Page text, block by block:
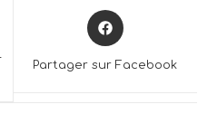
Opens
in
Partager sur Facebook